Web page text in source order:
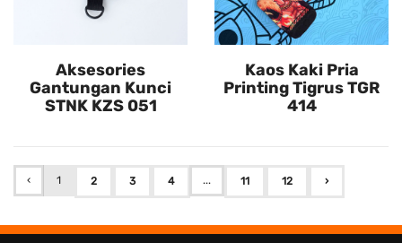
Aksesories
Gantungan Kunci
STNK KZS 051
Kaos Kaki Pria
Printing Tigrus TGR
414
‹ 1 2 3 4 ... 11 12 ›